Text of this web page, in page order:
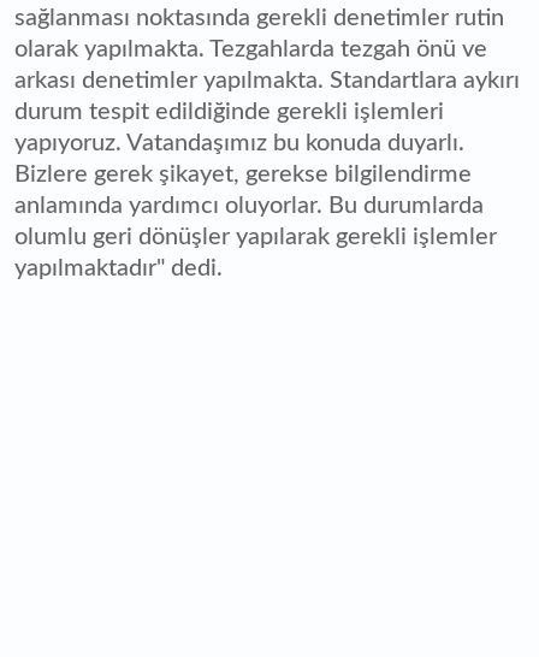
sağlanması noktasında gerekli denetimler rutin
olarak yapılmakta. Tezgahlarda tezgah önü ve
arkası denetimler yapılmakta. Standartlara aykırı
durum tespit edildiğinde gerekli işlemleri
yapıyoruz. Vatandaşımız bu konuda duyarlı.
Bizlere gerek şikayet, gerekse bilgilendirme
anlamında yardımcı oluyorlar. Bu durumlarda
olumlu geri dönüşler yapılarak gerekli işlemler
yapılmaktadır" dedi.